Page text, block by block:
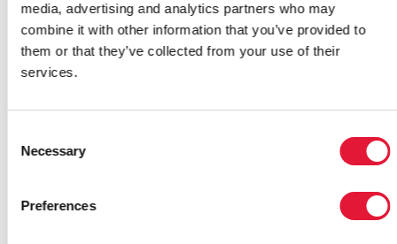
media, advertising and analytics partners who may
combine it with other information that you’ve provided to
them or that they’ve collected from your use of their
services.
Selection
Necessary
Preferences
reunión de la Junta Coordinadora
del Programa de ONUSIDA. Entre
los principales asuntos a tratar,
poner fin a la epidemia de sida y...